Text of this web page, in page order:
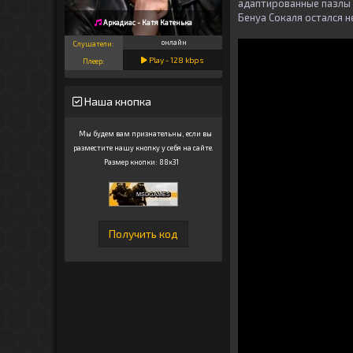
Аркадиас - Катя Катенька
Слушатели: онлайн
Плеер: Play -128 kbps
Наша кнопка
Мы будем вам признательны, если вы
разместите нашу кнопку у себя на сайте.
Размер кнопки: 88x31
адаптированные пазлы
Бенуа Сокаля остался